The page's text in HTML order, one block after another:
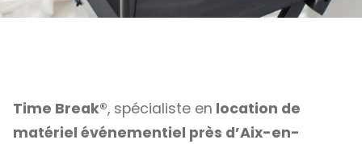
Time Break®, spécialiste en location de
matériel événementiel près d’Aix-en-